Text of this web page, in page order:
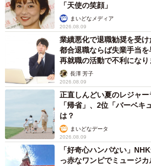
「天使の笑顔」
まいどなメディア
2026.08.09
業績悪化で退職勧奨を受
都合退職ならば失業手当
再就職の活動で不利にな
アカウンセラーが解説】
長澤 芳子
2026.08.09
正直しんどい夏のレジャ
「帰省」、2位「バーベキ
は？
まいどなデータ
2026.08.09
「好奇心ハンパない」
っ赤なワンピでミュージ